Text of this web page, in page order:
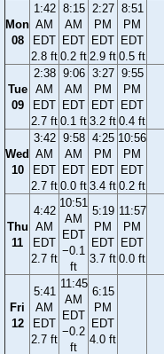
Mon
08
1:42
AM
EDT
2.8 ft
8:15
AM
EDT
0.2 ft
2:27
PM
EDT
2.9 ft
8:51
PM
EDT
0.5 ft
Tue
09
2:38
AM
EDT
2.7 ft
9:06
AM
EDT
0.1 ft
3:27
PM
EDT
3.2 ft
9:55
PM
EDT
0.4 ft
Wed
10
3:42
AM
EDT
2.7 ft
9:58
AM
EDT
0.0 ft
4:25
PM
EDT
3.4 ft
10:56
PM
EDT
0.2 ft
Thu
11
4:42
AM
EDT
2.7 ft
10:51
AM
EDT
−0.1
ft
5:19
PM
EDT
3.7 ft
11:57
PM
EDT
0.0 ft
Fri
12
5:41
AM
EDT
2.7 ft
11:45
AM
EDT
−0.2
ft
6:15
PM
EDT
4.0 ft